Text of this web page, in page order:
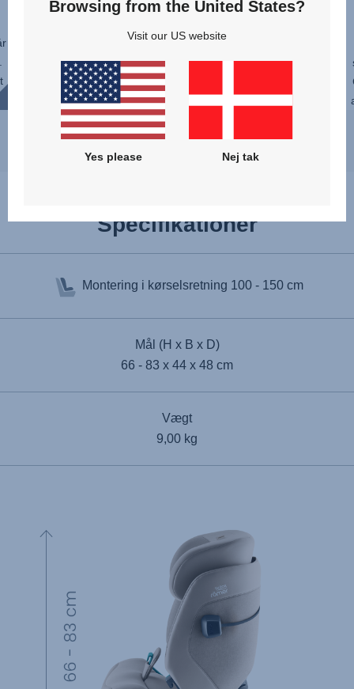
Gør hver køretur mere afslappet for
funktionen i SAFEFIX. Den kan bruges
gennem hele barndommen, og du
vælger nemt hældningen uden at skulle
juste...
Specifikationer
Montering i kørselsretning 100 - 150 cm
Mål (H x B x D)
66 - 83 x 44 x 48 cm
Vægt
9,00 kg
Browsing from the United States?
Visit our US website
Yes please Nej tak